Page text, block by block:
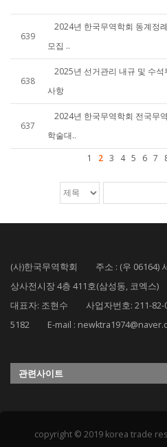
639
2024년 한국무역학회 동계정
모집 ..
638
2025년 선거관리 내규 및 수석
사항
637
2024년 한국무역학회 전국무
학술대..
1
2 3 4 5 6 7
(사)한국무역학회 주소 : (우 06164)
상사전시장 4층 411호(삼성동, 코엑스)
대표자: 조현수 사업자번호: 211-
5182 E-mail :
관련사이트
copyright © 2019 korea trade